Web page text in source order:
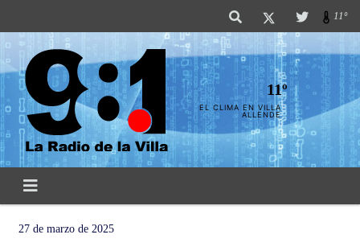
11º
11º
EL CLIMA EN VILLA
ALLENDE
27 de marzo de 2025